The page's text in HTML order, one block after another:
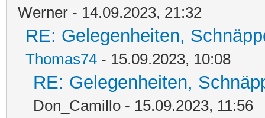
Werner - 14.09.2023, 21:32
RE: Gelegenheiten,
Thomas74 - 15.09.2023, 10:08
RE: Gelegenheiten,
Don_Camillo - 15.09.2023, 11:56